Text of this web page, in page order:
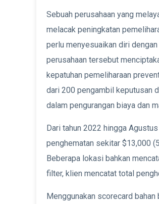
Sebuah perusahaan yang
melacak peningkatan
perlu menyesuaikan diri
perusahaan tersebut
kepatuhan pemeliharaan
dari 200 pengambil keputusan
dalam pengurangan biaya dan
Dari tahun 2022 hingga
penghematan sekitar $13,000
Beberapa lokasi bahkan
filter, klien mencatat total
Menggunakan scorecard